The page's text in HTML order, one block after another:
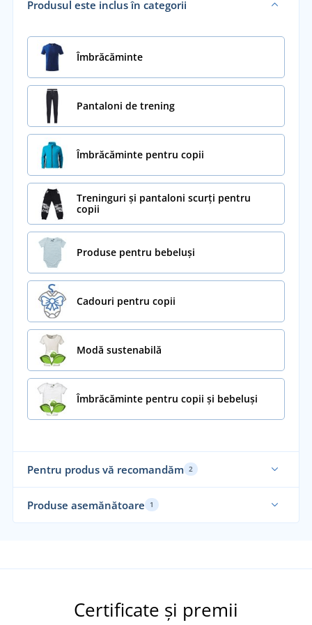
Produsul este inclus în categorii
Îmbrăcăminte
Pantaloni de trening
Îmbrăcăminte pentru copii
Treninguri și pantaloni scurți pentru
copii
Produse pentru bebeluși
Cadouri pentru copii
Modă sustenabilă
Îmbrăcăminte pentru copii și bebeluși
Pentru produs vă recomandăm 2
Produse asemănătoare 1
Certificate și premii